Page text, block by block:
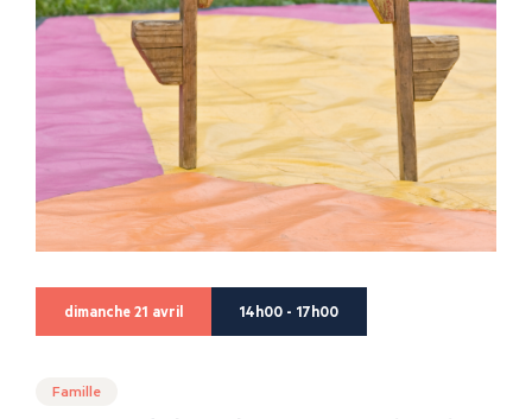
dimanche 21 avril 14h00 - 17h00
Famille